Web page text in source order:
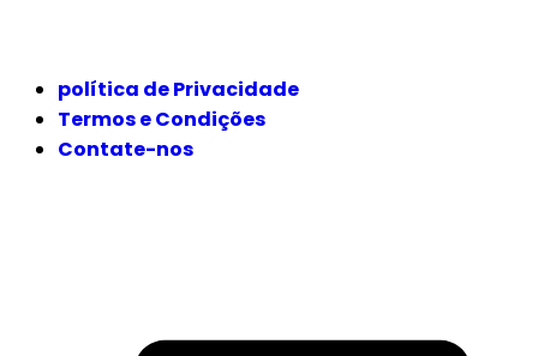
política de Privacidade
Termos e Condições
Contate-nos